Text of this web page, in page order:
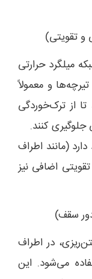
میلگرد حرارتی
و معمولاً
تا از ترک‌خوردگی
کنند.
(مانند اطراف
اضافی نیز
در اطراف
می‌شود. این